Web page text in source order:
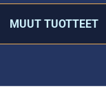
MUUT TUOTTEET